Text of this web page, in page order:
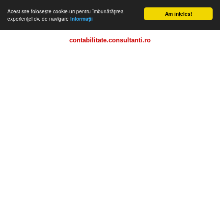
Am înţeles!
Acest site foloseşte cookie-uri pentru îmbunătăţirea
experienţei dv. de navigare Informaţii
contabilitate.consultanti.ro